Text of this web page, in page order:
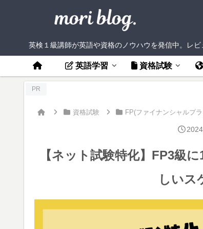
英検１級講師が英語や資格のノウハウを発信中。レビ
英語学習 資格試験
PR
資格試験 FP(ファイナンシャルプ
【ネット試験特化】FP3級
しいス